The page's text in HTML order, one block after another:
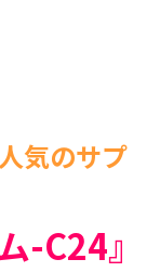
気のサプ
-C24』